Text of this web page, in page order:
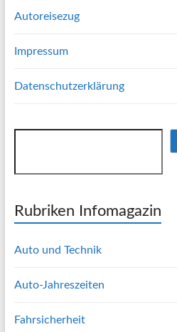
Autoreisezug
Impressum
Datenschutzerklärung
Rubriken Infomagazin
Auto und Technik
Auto-Jahreszeiten
Fahrsicherheit